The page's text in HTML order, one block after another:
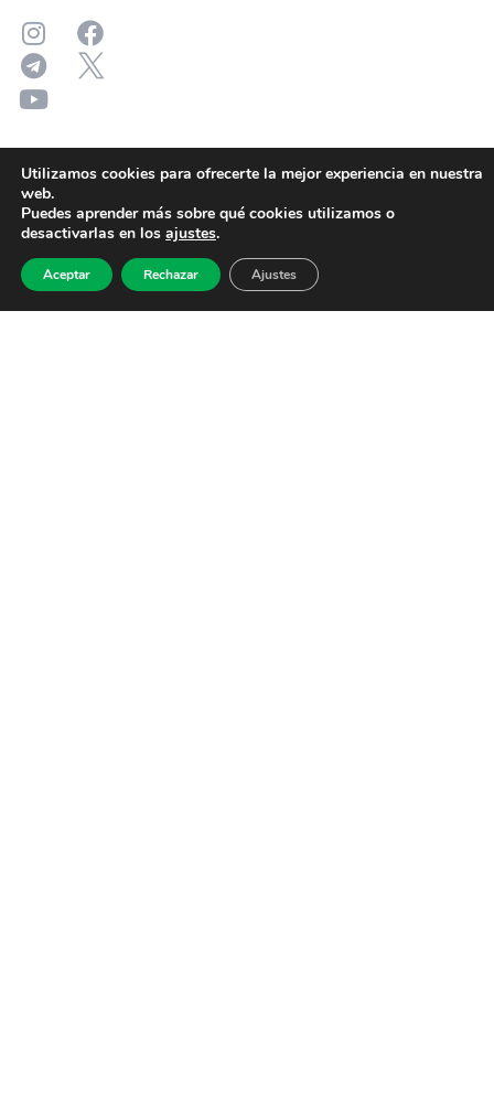
Utilizamos cookies para ofrecerte la mejor experiencia en nuestra
web.
Puedes aprender más sobre qué cookies utilizamos o
desactivarlas en los ajustes.
Aceptar Rechazar Ajustes